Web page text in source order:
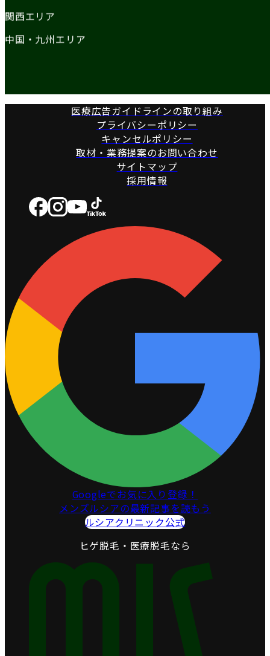
関西エリア
中国・九州エリア
医療広告ガイドラインの取り組み
プライバシーポリシー
キャンセルポリシー
取材・業務提案のお問い合わせ
サイトマップ
採用情報
Googleでお気に入り登録！
メンズルシアの最新記事を読もう
ルシアクリニック公式
ヒゲ脱毛・医療脱毛なら